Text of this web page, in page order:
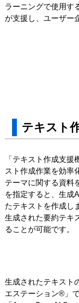
ラーニングで使⽤す
が⽀援し、ユーザー
テキスト
「テキスト作成⽀
スト作成作業を効率
テーマに関する資料
を指定すると、⽣成
たテキストを作成し
⽣成された要約テキ
ることが可能です。
⽣成されたテキスト
エステーション®」